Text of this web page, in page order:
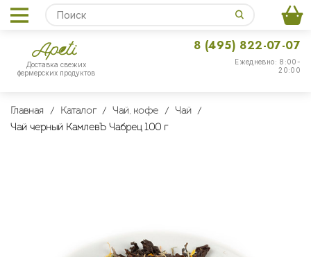
Доставка свежих
фермерских продуктов
Ежедневно: 8:00-
20:00
8 (495) 822-07-07
Главная Каталог Чай, кофе
Чай
Чай черный КамлевЪ Чабрец 100 г